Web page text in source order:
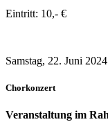
Eintritt: 10,- €
Samstag, 22. Juni
Chorkonzert
Veranstaltung im